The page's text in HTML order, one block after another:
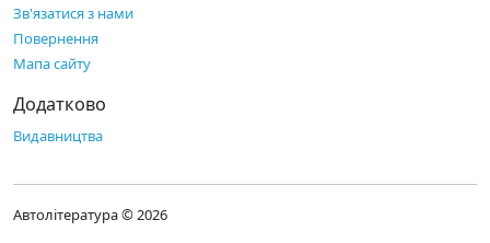
Зв'язатися з нами
Повернення
Мапа сайту
Додатково
Видавництва
Автолітература © 2026